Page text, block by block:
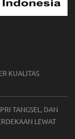
KUALITAS
TANGSEL, DAN
LEWAT